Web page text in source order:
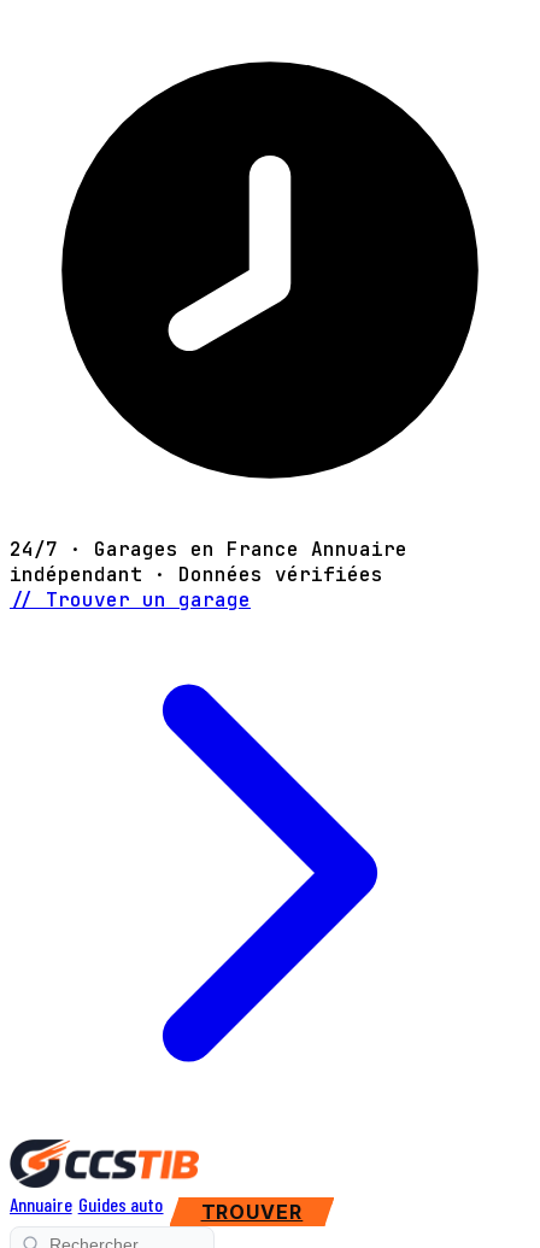
24/7 · Garages en France Annuaire
indépendant · Données vérifiées
// Trouver un garage
Annuaire Guides auto TROUVER